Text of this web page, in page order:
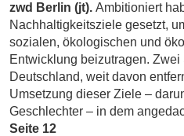
zwd Berlin (jt). Ambitioniert
Nachhaltigkeitsziele gesetzt,
sozialen, ökologischen und
Entwicklung beizutragen.
Deutschland, weit davon
Umsetzung dieser Ziele –
Geschlechter – in dem
Seite 12